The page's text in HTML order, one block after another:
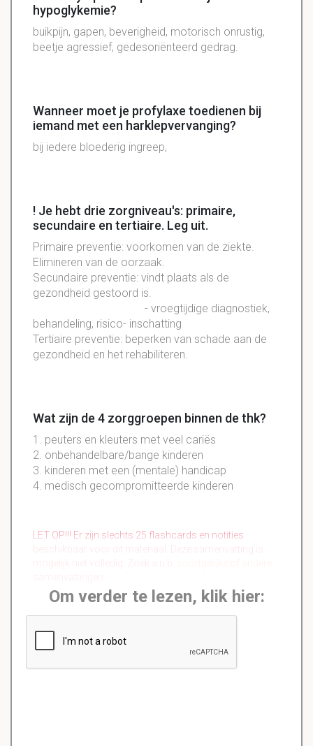
hypoglykemie?
buikpijn, gapen, beverigheid, motorisch onrustig,
beetje agressief, gedesoriënteerd gedrag.
Wanneer moet je profylaxe toedienen bij
iemand met een harklepvervanging?
bij iedere bloederig ingreep,
! Je hebt drie zorgniveau's: primaire,
secundaire en tertiaire. Leg uit.
Primaire preventie: voorkomen van de ziekte.
Elimineren van de oorzaak.
Secundaire preventie: vindt plaats als de
gezondheid gestoord is.
- vroegtijdige diagnostiek,
behandeling, risico- inschatting
Tertiaire preventie: beperken van schade aan de
gezondheid en het rehabiliteren.
Wat zijn de 4 zorggroepen binnen de thk?
1. peuters en kleuters met veel cariës
2. onbehandelbare/bange kinderen
3. kinderen met een (mentale) handicap
4. medisch gecompromitteerde kinderen
LET OP!!! Er zijn slechts 25 flashcards en notities
beschikbaar voor dit materiaal. Deze samenvatting is
Om verder te lezen, klik hier: